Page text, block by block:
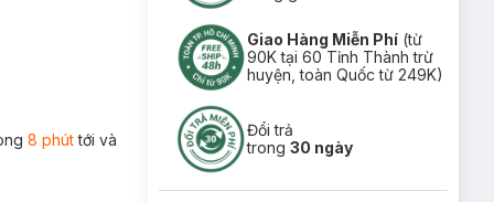
8 phúttới và
Giao Hàng Miễn Phí (từ
90K tại 60 Tỉnh Thành trừ
huyện, toàn Quốc từ 249K)
Đổi trả
trong30 ngày